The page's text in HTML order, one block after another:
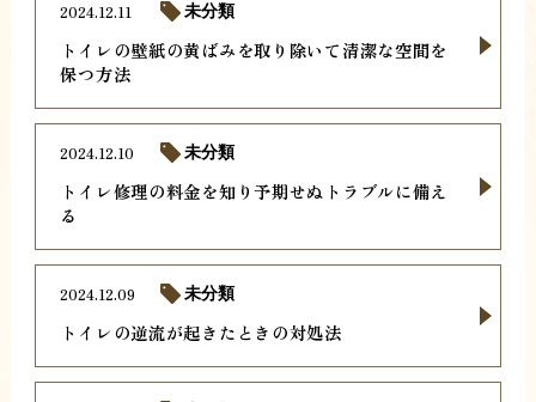
トイレの壁紙の黄ばみを取り除いて清潔な空間を
保つ方法
2024.12.11 未分類
トイレ修理の料金を知り予期せぬトラブルに備え
る
2024.12.10 未分類
トイレの逆流が起きたときの対処法
2024.12.09 未分類